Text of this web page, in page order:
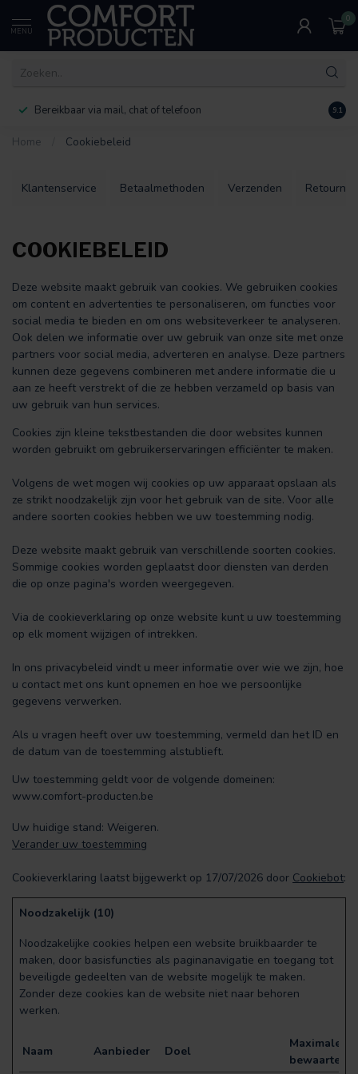
MENU
0
Bereikbaar via mail, chat of telefoon 30
9.1
Home Cookiebeleid
Klantenservice Betaalmethoden Verzenden
COOKIEBELEID
Deze website maakt gebruik van cookies. We gebruiken cookies
om content en advertenties te personaliseren, om functies voor
social media te bieden en om ons websiteverkeer te analyseren.
Ook delen we informatie over uw gebruik van onze site met onze
partners voor social media, adverteren en analyse. Deze partners
kunnen deze gegevens combineren met andere informatie die u
aan ze heeft verstrekt of die ze hebben verzameld op basis van
uw gebruik van hun services.
Cookies zijn kleine tekstbestanden die door websites kunnen
worden gebruikt om gebruikerservaringen efficiënter te maken.
Volgens de wet mogen wij cookies op uw apparaat opslaan als
ze strikt noodzakelijk zijn voor het gebruik van de site. Voor alle
andere soorten cookies hebben we uw toestemming nodig.
Deze website maakt gebruik van verschillende soorten cookies.
Sommige cookies worden geplaatst door diensten van derden
die op onze pagina's worden weergegeven.
Via de cookieverklaring op onze website kunt u uw toestemming
op elk moment wijzigen of intrekken.
In ons privacybeleid vindt u meer informatie over wie we zijn, hoe
u contact met ons kunt opnemen en hoe we persoonlijke
gegevens verwerken.
Als u vragen heeft over uw toestemming, vermeld dan het ID en
de datum van de toestemming alstublieft.
Uw toestemming geldt voor de volgende domeinen:
www.comfort-producten.be
Uw huidige stand: Weigeren.
Verander uw toestemming
Cookieverklaring laatst bijgewerkt op 17/07/2026 door Cookiebot:
Noodzakelijk (10)
Noodzakelijke cookies helpen een website bruikbaarder te
maken, door basisfuncties als paginanavigatie en toegang tot
beveiligde gedeelten van de website mogelijk te maken.
Zonder deze cookies kan de website niet naar behoren
werken.
Naam Aanbieder Doel
Maximale